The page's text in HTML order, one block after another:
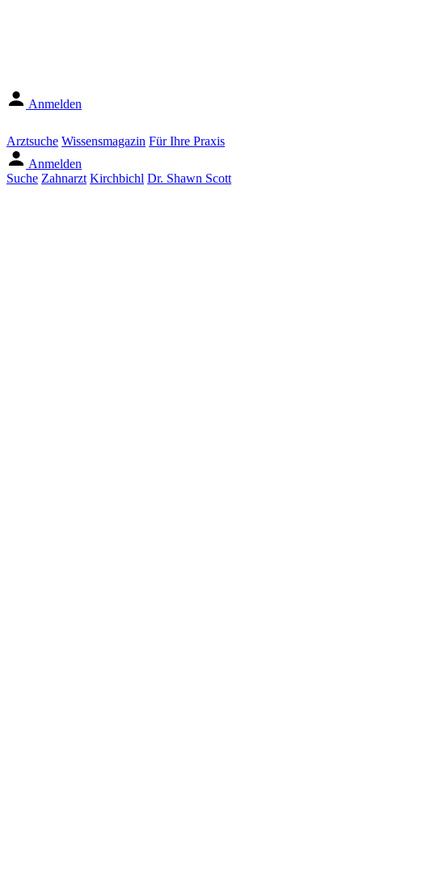
Anmelden
Arztsuche Wissensmagazin Für Ihre Praxis
Anmelden
Suche Zahnarzt Kirchbichl Dr. Shawn Scott